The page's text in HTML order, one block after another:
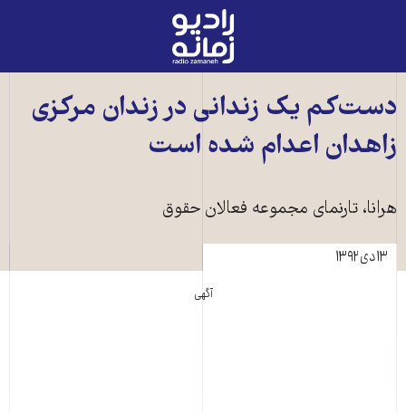
رادیو
زمانه
به
صفحه
اصلی
دست‌کم يک زندانی در زندان مرکزی
زاهدان اعدام شده است
هرانا، تارنمای مجموعه فعالان حقوق
۱۳ دی ۱۳۹۲
آگهی